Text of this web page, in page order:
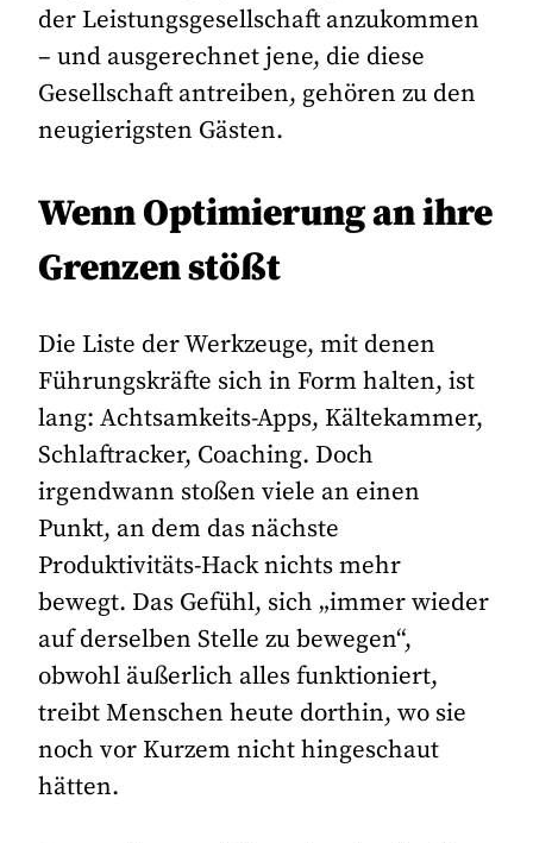
der Leistungsgesellschaft anzukommen
– und ausgerechnet jene, die diese
Gesellschaft antreiben, gehören zu den
neugierigsten Gästen.
Wenn Optimierung an ihre
Grenzen stößt
Die Liste der Werkzeuge, mit denen
Führungskräfte sich in Form halten, ist
lang: Achtsamkeits-Apps, Kältekammer,
Schlaftracker, Coaching. Doch
irgendwann stoßen viele an einen
Punkt, an dem das nächste
Produktivitäts-Hack nichts mehr
bewegt. Das Gefühl, sich „immer wieder
auf derselben Stelle zu bewegen“,
obwohl äußerlich alles funktioniert,
treibt Menschen heute dorthin, wo sie
noch vor Kurzem nicht hingeschaut
hätten.